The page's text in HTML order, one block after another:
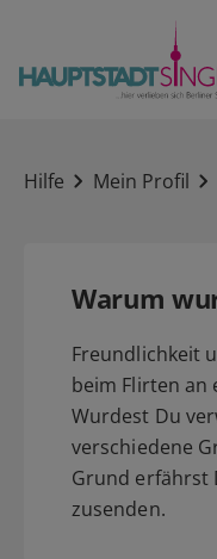
Hilfe Mein Profil
Warum
Freundlichkeit
beim Flirten an
Wurdest Du
verschiedene
Grund erfährst
zusenden.